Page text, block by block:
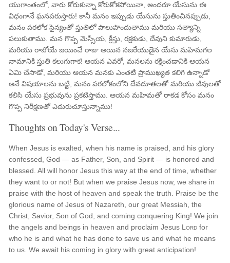
యుగాంతంలో, వారు కోరుకున్నా కోరుకోకపోయినా, అందరూ యేసును ఈ
విధంగానే ఘనపరుస్తారు! కానీ మనం ఇప్పుడు యేసును స్తుతించినప్పుడు,
మనం పరలోక సైన్యంతో స్తుతిలో పాలుపొందుతాము మరియు సత్యాన్ని
పలుకుతాము. మన గొప్ప మెస్సీయ, క్రీస్తు, రక్షకుడు, దేవుని కుమారుడు,
మరియు రాబోయే జయించే రాజు అయిన నజరేయుడైన యేసు మహిమగల
నామానికి స్తుతి కలుగుగాక! ఆయన ఎవరో, మనలను రక్షించడానికి ఆయన
ఏమి చేసాడో, మరియు ఆయన మనకు ఎంతటి ప్రాముఖ్యత కలిగి ఉన్నాడో
అనే విషయాలను బట్టి, మనం పరలోకంలోని దేవదూతలతో మరియు జీవులతో
కలిసి యేసు ప్రభువును ప్రకటిస్తాము. ఆయన మహిమతో రాకడ కోసం మనం
గొప్ప నిరీక్షణతో ఎదురుచూస్తున్నాము!
Thoughts on Today's Verse...
When Jesus is exalted, when his name is praised, and his glory
confessed, God — as Father, Son, and Spirit — is honored and
blessed. All will honor Jesus this way at the end of time, whether
they want to or not! But when we praise Jesus now, we share in
praise with the host of heaven and speak the truth. Praise be the
glorious name of Jesus of Nazareth, our great Messiah, the
Christ, Savior, Son of God, and coming conquering King! We join
the angels and beings in heaven and proclaim Jesus Lord for
who he is and what he has done to save us and what he means
to us. We await his coming in glory with great anticipation!